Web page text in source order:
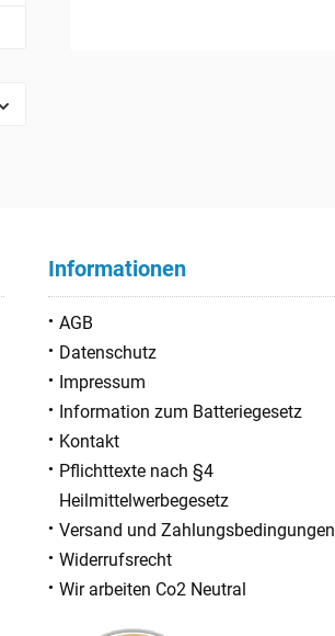
Informationen
AGB
Datenschutz
Impressum
Information zum Batteriegesetz
Kontakt
Pflichttexte nach §4
Heilmittelwerbegesetz
Versand und Zahlungsbedingungen
Widerrufsrecht
Wir arbeiten Co2 Neutral